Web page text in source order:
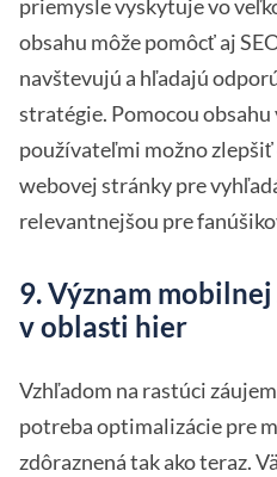
priemysle vyskytuje vo
obsahu môže pomôcť aj
navštevujú a hľadajú
stratégie. Pomocou
používateľmi možno
webovej stránky pre
relevantnejšou pre
9. Význam
v oblasti hier
Vzhľadom na rastúci
potreba optimalizácie pre
zdôraznená tak ako teraz.